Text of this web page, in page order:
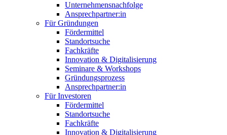
Unternehmensnachfolge
Ansprechpartner:in
Für Gründungen
Fördermittel
Standortsuche
Fachkräfte
Innovation & Digitalisierung
Seminare & Workshops
Gründungsprozess
Ansprechpartner:in
Für Investoren
Fördermittel
Standortsuche
Fachkräfte
Innovation & Digitalisierung